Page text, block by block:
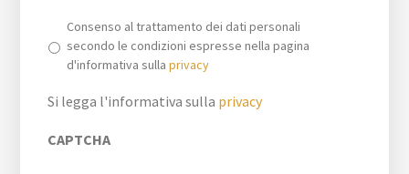
Consenso al trattamento dei dati personali
secondo le condizioni espresse nella pagina
d'informativa sullaprivacy
Si legga l'informativa sulla privacy
CAPTCHA